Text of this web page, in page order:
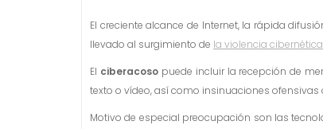
El creciente alcance de Internet, la rápida
llevado al surgimiento de la violencia
El ciberacosopuede incluir la recepción de
texto o vídeo, así como insinuaciones
Motivo de especial preocupación son las